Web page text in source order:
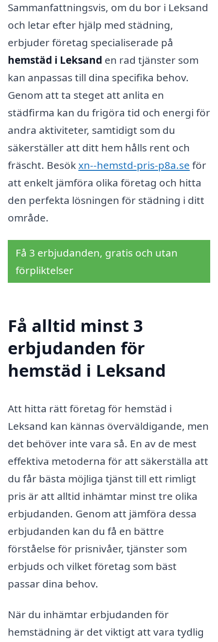
Sammanfattningsvis, om du bor i Leksand
och letar efter hjälp med städning,
erbjuder företag specialiserade på
hemstäd i Leksand en rad tjänster som
kan anpassas till dina specifika behov.
Genom att ta steget att anlita en
städfirma kan du frigöra tid och energi för
andra aktiviteter, samtidigt som du
säkerställer att ditt hem hålls rent och
fräscht. Besökxn--hemstd-pris-p8a.se för
att enkelt jämföra olika företag och hitta
den perfekta lösningen för städning i ditt
område.
Få 3 erbjudanden, gratis och utan
förpliktelser
Få alltid minst 3
erbjudanden för
hemstäd i Leksand
Att hitta rätt företag för hemstäd i
Leksand kan kännas överväldigande, men
det behöver inte vara så. En av de mest
effektiva metoderna för att säkerställa att
du får bästa möjliga tjänst till ett rimligt
pris är att alltid inhämtar minst tre olika
erbjudanden. Genom att jämföra dessa
erbjudanden kan du få en bättre
förståelse för prisnivåer, tjänster som
erbjuds och vilket företag som bäst
passar dina behov.
När du inhämtar erbjudanden för
hemstädning är det viktigt att vara tydlig